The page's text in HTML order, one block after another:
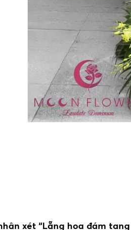
xét “Lẵng hoa đám tang